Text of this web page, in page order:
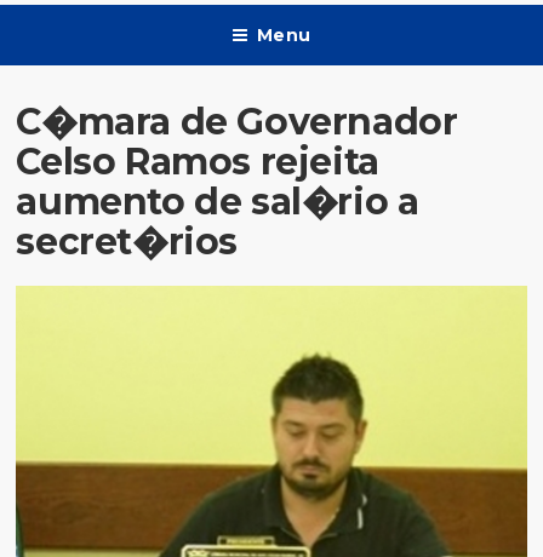
Menu
C�mara de Governador
Celso Ramos rejeita
aumento de sal�rio a
secret�rios